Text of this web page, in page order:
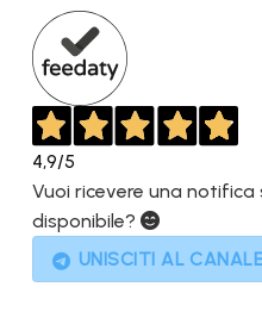
4,9/5
Vuoi ricevere una
disponibile?
UNISCITI AL